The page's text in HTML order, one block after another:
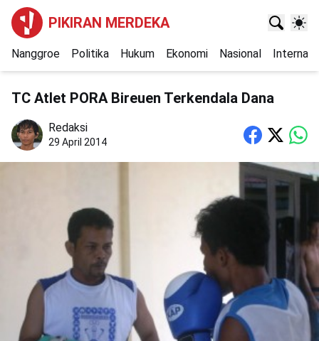
PIKIRAN MERDEKA
Nanggroe Politika Hukum Ekonomi Nasional
TC Atlet PORA Bireuen Terkendala Dana
Redaksi
29 April 2014